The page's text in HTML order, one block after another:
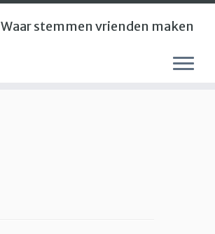
Waar stemmen vrienden maken